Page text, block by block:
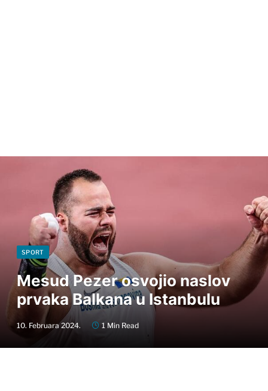
SPORT
Mesud Pezer osvojio naslov
prvaka Balkana u Istanbulu
10. Februara 2024. 1 Min Read